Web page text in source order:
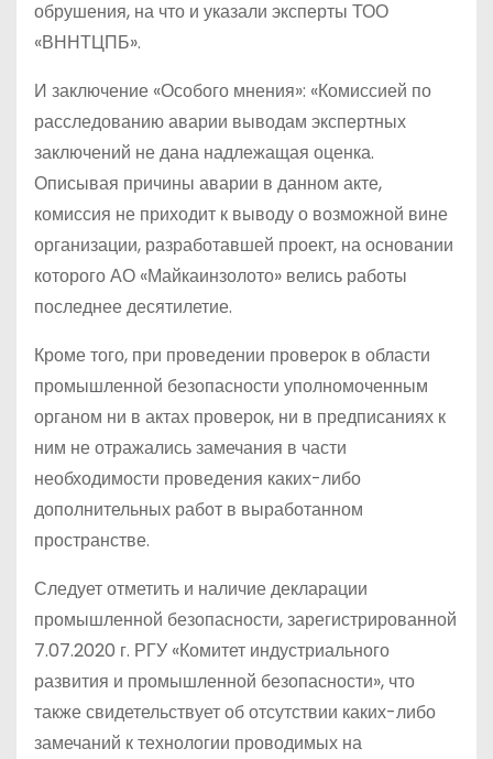
обрушения, на что и указали эксперты ТОО
«ВННТЦПБ».
И заключение «Особого мнения»: «Комиссией по
расследованию аварии выводам экспертных
заключений не дана надлежащая оценка.
Описывая причины аварии в данном акте,
комиссия не приходит к выводу о возможной вине
организации, разработавшей проект, на основании
которого АО «Майкаинзолото» велись работы
последнее десятилетие.
Кроме того, при проведении проверок в области
промышленной безопасности уполномоченным
органом ни в актах проверок, ни в предписаниях к
ним не отражались замечания в части
необходимости проведения каких-либо
дополнительных работ в выработанном
пространстве.
Следует отметить и наличие декларации
промышленной безопасности, зарегистрированной
7.07.2020 г. РГУ «Комитет индустриального
развития и промышленной безопасности», что
также свидетельствует об отсутствии каких-либо
замечаний к технологии проводимых на